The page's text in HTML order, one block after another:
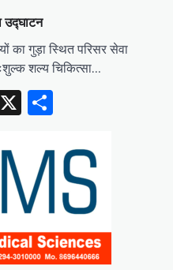
उद्घाटन
का गुड़ा स्थित परिसर सेवा
शल्य चिकित्सा…
X